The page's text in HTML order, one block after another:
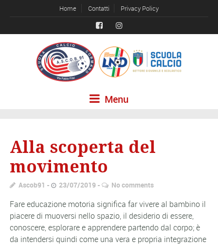
Home Contatti Privacy Policy
Menu
Alla scoperta del
movimento
Ascob91 23/07/2019 No comments
Fare educazione motoria significa far vivere al bambino il
piacere di muoversi nello spazio, il desiderio di essere,
conoscere, esplorare e apprendere partendo dal corpo; è
da intendersi quindi come una vera e propria integrazione